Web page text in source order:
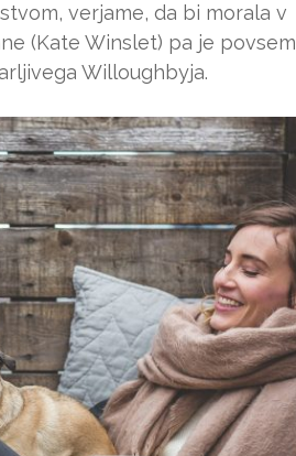
verjame, da bi morala v
(Kate Winslet) pa je povsem
Willoughbyja.